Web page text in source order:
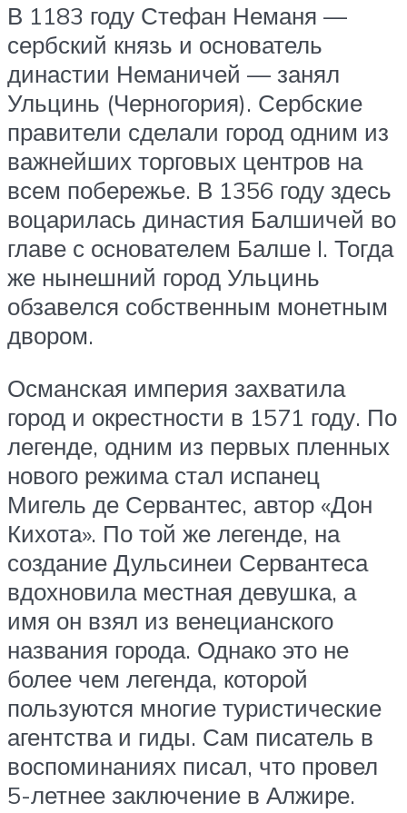
В 1183 году Стефан Неманя —
сербский князь и основатель
династии Неманичей — занял
Ульцинь (Черногория). Сербские
правители сделали город одним из
важнейших торговых центров на
всем побережье. В 1356 году здесь
воцарилась династия Балшичей во
главе с основателем Балше I. Тогда
же нынешний город Ульцинь
обзавелся собственным монетным
двором.
Османская империя захватила
город и окрестности в 1571 году. По
легенде, одним из первых пленных
нового режима стал испанец
Мигель де Сервантес, автор «Дон
Кихота». По той же легенде, на
создание Дульсинеи Сервантеса
вдохновила местная девушка, а
имя он взял из венецианского
названия города. Однако это не
более чем легенда, которой
пользуются многие туристические
агентства и гиды. Сам писатель в
воспоминаниях писал, что провел
5-летнее заключение в Алжире.